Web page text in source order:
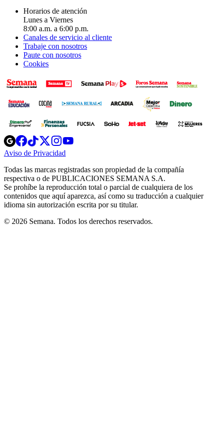
Horarios de atención
Lunes a Viernes
8:00 a.m. a 6:00 p.m.
Canales de servicio al cliente
Trabaje con nosotros
Paute con nosotros
Cookies
Opens
in
new
Opens
in
new
Opens
in
new
window
Opens
new
windowwindow
Aviso de Privacidad
new
window
Todas las marcas registradas son propiedad de la compañía
respectiva o de PUBLICACIONES SEMANA S.A.
Se prohíbe la reproducción total o parcial de cualquiera de los
contenidos que aquí aparezca, así como su traducción a cualquier
idioma sin autorización escrita por su titular.
© 2026 Semana. Todos los derechos reservados.